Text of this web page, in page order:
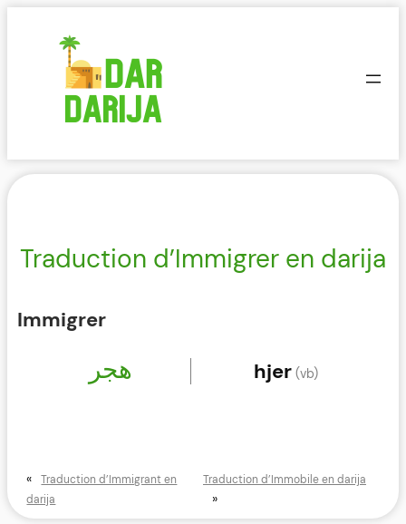
Traduction d’Immigrer en darija
Immigrer
هجر hjer(vb)
«
Traduction d’Immigrant en
darija
Traduction d’Immobile en darija
»